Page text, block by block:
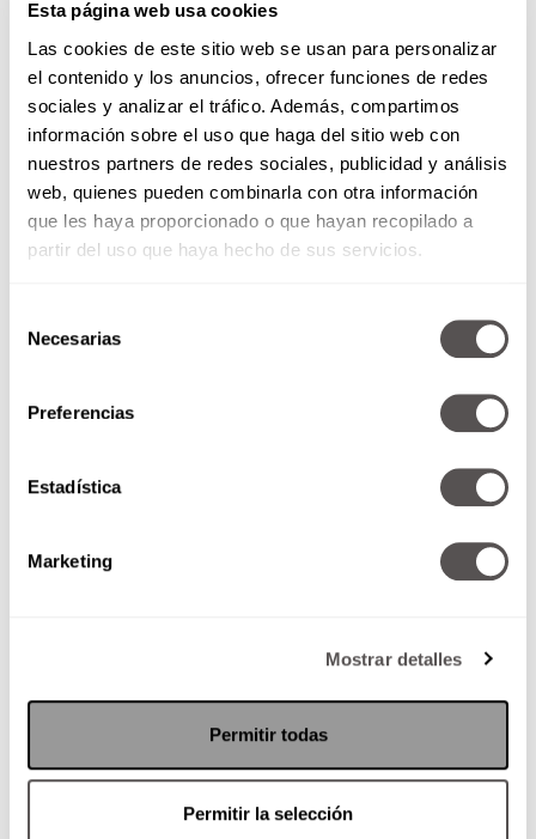
Esta página web usa cookies
Las cookies de este sitio web se usan para personalizar
el contenido y los anuncios, ofrecer funciones de redes
sociales y analizar el tráfico. Además, compartimos
información sobre el uso que haga del sitio web con
nuestros partners de redes sociales, publicidad y análisis
web, quienes pueden combinarla con otra información
que les haya proporcionado o que hayan recopilado a
partir del uso que haya hecho de sus servicios.
Necesarias
Preferencias
Estadística
Marketing
Mostrar detalles
Permitir todas
Permitir la selección
El colon:cuando duele casi siempre es por
páncreas, duele cuando se inflama por
tomar mucho alcohol o comer grasa.
El bazo:duele con un golpe.
Abajo del ombligo
El apéndice:cuando se inflama, el dolor no
cede.
intensa.
Cuando se inflama o infecta la parte baja
El centro de tu panza
duele como cólico o
irritado.
Justo arriba del ombligo,
donde terminan
pélvicas en la mujer o estás estreñido.
En ambos lados: los uréteres o los
conductos por donde pasa la orina cuando